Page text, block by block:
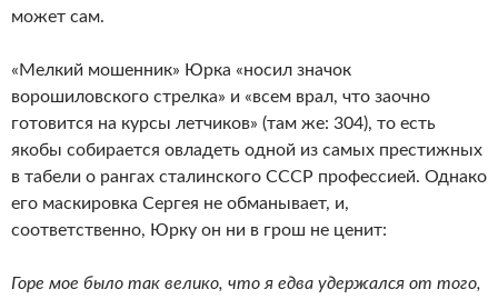
может сам.
«Мелкий мошенник» Юрка «носил значок
ворошиловского стрелка» и «всем врал, что заочно
готовится на курсы летчиков» (там же: 304), то есть
якобы собирается овладеть одной из самых престижных
в табели о рангах сталинского СССР профессией. Однако
его маскировка Сергея не обманывает, и,
соответственно, Юрку он ни в грош не ценит:
Горе мое было так велико, что я едва удержался от того,